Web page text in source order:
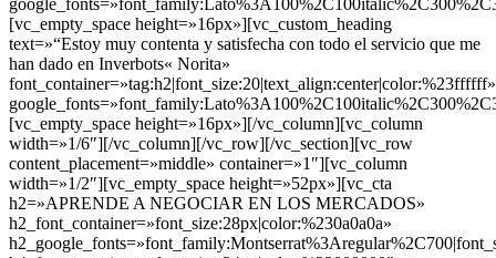
[vc_empty_space height=»16px»][vc_custom_heading
text=»“Estoy muy contenta y satisfecha con todo el servicio que me
han dado en Inverbots« Norita»
font_container=»tag:h2|font_size:20|text_align:center|color:%23ffffff»
[vc_empty_space height=»16px»][/vc_column][vc_column
width=»1/6″][/vc_column][/vc_row][/vc_section][vc_row
content_placement=»middle» container=»1″][vc_column
width=»1/2″][vc_empty_space height=»52px»][vc_cta
h2=»APRENDE A NEGOCIAR EN LOS MERCADOS»
h2_font_container=»font_size:28px|color:%230a0a0a»